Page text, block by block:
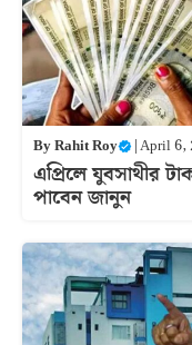
ByRahit Roy |April 6,
এপ্রিলে যুবসাথীর
পাবেন জানুন